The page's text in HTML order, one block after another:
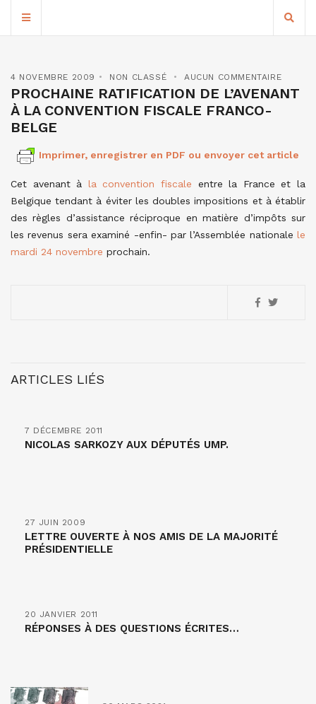
4 NOVEMBRE 2009 NON CLASSÉ AUCUN COMMENTAIRE
PROCHAINE RATIFICATION DE L’AVENANT
À LA CONVENTION FISCALE FRANCO-
BELGE
Imprimer, enregistrer en PDF ou envoyer cet article
Cet avenant à la convention fiscale entre la France et la
Belgique tendant à éviter les doubles impositions et à établir
des règles d’assistance réciproque en matière d’impôts sur
les revenus sera examiné -enfin- par l’Assemblée nationale le
mardi 24 novembre prochain.
ARTICLES LIÉS
7 DÉCEMBRE 2011
NICOLAS SARKOZY AUX DÉPUTÉS UMP.
27 JUIN 2009
LETTRE OUVERTE À NOS AMIS DE LA MAJORITÉ
PRÉSIDENTIELLE
20 JANVIER 2011
RÉPONSES À DES QUESTIONS ÉCRITES…